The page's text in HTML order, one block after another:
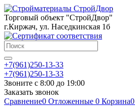
Торговый объект "СтройДвор"
г.Киржач, ул. Наседкинская 1б
+7(961)250-13-33
+7(961)250-13-33
Звоните с 8:00 до 19:00
Заказать звонок
Сравнение0 Отложенные 0 Корзина0